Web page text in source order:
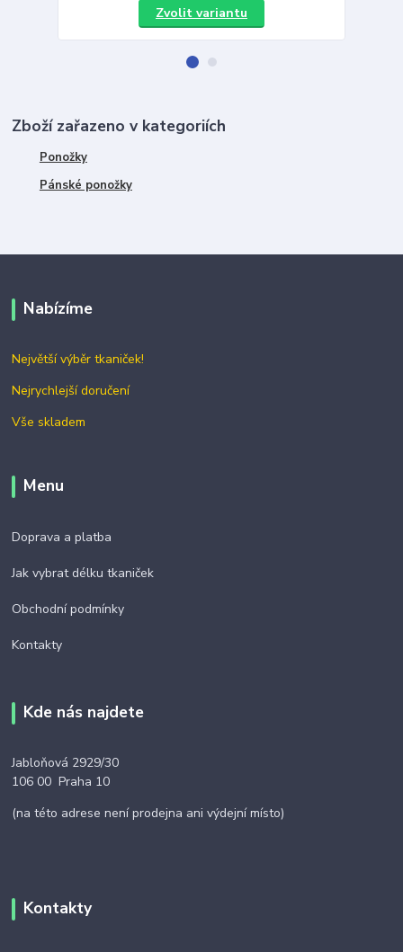
Zvolit variantu
Zboží zařazeno v kategoriích
Ponožky
Pánské ponožky
Nabízíme
Největší výběr tkaniček!
Nejrychlejší doručení
Vše skladem
Menu
Doprava a platba
Jak vybrat délku tkaniček
Obchodní podmínky
Kontakty
Kde nás najdete
Jabloňová 2929/30
106 00 Praha 10
(na této adrese není prodejna ani výdejní místo)
Kontakty